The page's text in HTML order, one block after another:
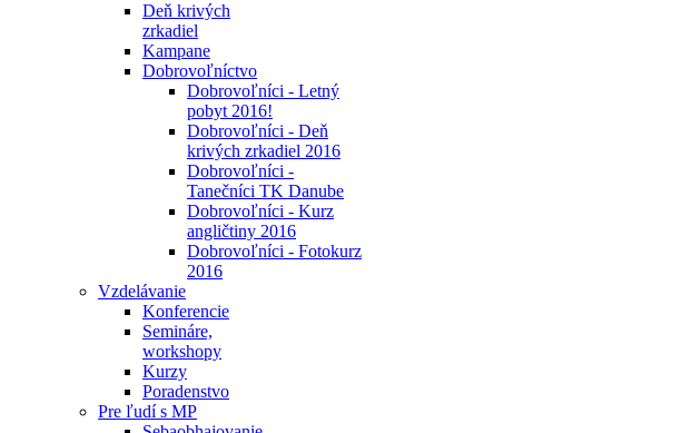
Deň krivých
zrkadiel
Kampane
Dobrovoľníctvo
Dobrovoľníci - Letný
pobyt 2016!
Dobrovoľníci - Deň
krivých zrkadiel 2016
Dobrovoľníci -
Tanečníci TK Danube
Dobrovoľníci - Kurz
angličtiny 2016
Dobrovoľníci - Fotokurz
2016
Vzdelávanie
Konferencie
Semináre,
workshopy
Kurzy
Poradenstvo
Pre ľudí s MP